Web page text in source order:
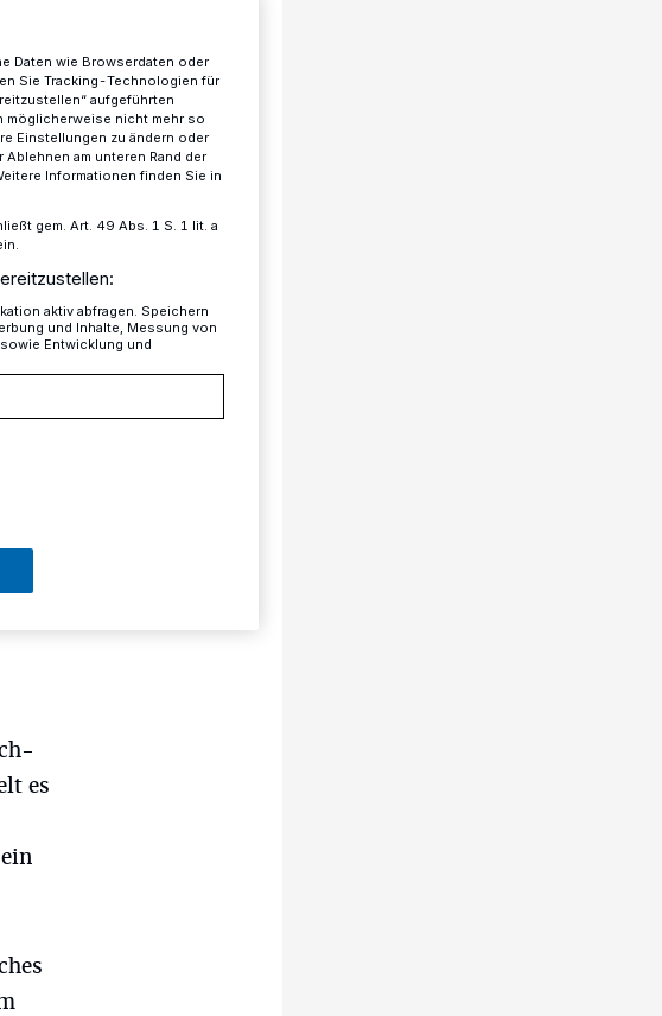
es
Daten wie Browserdaten oder
Sie Tracking-Technologien für
aufgeführten
möglicherweise nicht mehr so
Einstellungen zu ändern oder
am unteren Rand der
Informationen finden Sie in
gem. Art. 49 Abs. 1 S. 1 lit. a
aktiv abfragen. Speichern
und Inhalte, Messung von
Entwicklung und